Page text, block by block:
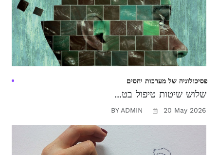
פסיכולוגיה של מערכות יחסים
שלוש שיטות טיפול בט...
BY ADMIN 20 May 2026